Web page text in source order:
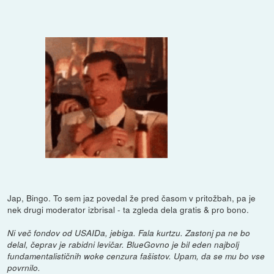
Jap, Bingo. To sem jaz povedal že pred časom v pritožbah, pa je
nek drugi moderator izbrisal - ta zgleda dela gratis & pro bono.
Ni več fondov od USAIDa, jebiga. Fala kurtzu. Zastonj pa ne bo
delal, čeprav je rabidni levičar. BlueGovno je bil eden najbolj
fundamentalističnih woke cenzura fašistov. Upam, da se mu bo vse
povrnilo.